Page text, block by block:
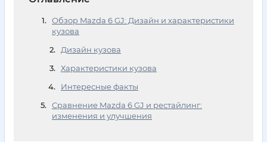
Обзор Mazda 6 GJ: Дизайн и характеристики
кузова
Дизайн кузова
Характеристики кузова
Интересные факты
Сравнение Mazda 6 GJ и рестайлинг:
изменения и улучшения